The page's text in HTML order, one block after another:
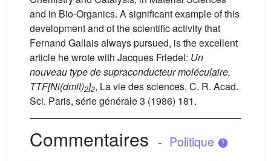
and in Bio-Organics. A significant example of this
development and of the scientific activity that
Fernand Gallais always pursued, is the excellent
article he wrote with Jacques Friedel: Un
nouveau type de supraconducteur moléculaire,
TTF[Ni(dmit)2]2, La vie des sciences, C. R. Acad.
Sci. Paris, série générale 3 (1986) 181.
Commentaires - Politique